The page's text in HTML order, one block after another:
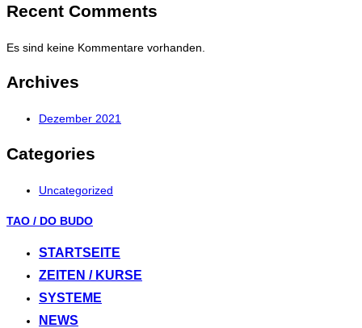
Recent Comments
Es sind keine Kommentare vorhanden.
Archives
Dezember 2021
Categories
Uncategorized
Zum
springen
TAO / DO BUDO
STARTSEITE
ZEITEN / KURSE
SYSTEME
NEWS